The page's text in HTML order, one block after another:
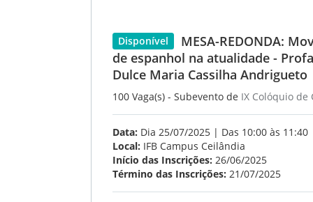
Disponível
MESA-REDONDA:
de espanhol na atualidade -
Dulce Maria Cassilha Andrigueto
100 Vaga(s) - Subevento de IX Colóquio de
Data: Dia 25/07/2025 | Das 10:00 às 11:40
Local: IFB Campus Ceilândia
Início das Inscrições: 26/06/2025
Término das Inscrições: 21/07/2025